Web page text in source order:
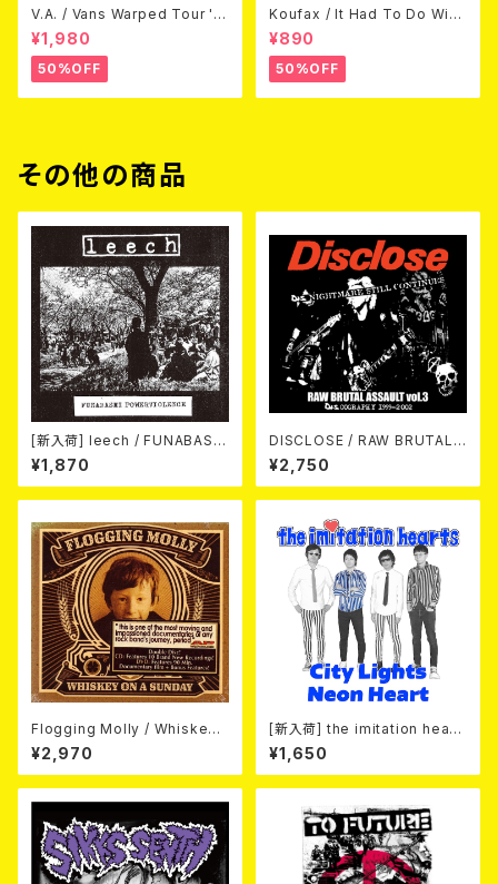
V.A. / Vans Warped Tour '0
3 (DVD)
¥1,980
50%OFF
Koufax / It Had To Do With
Love (CD)
¥890
50%OFF
その他の商品
[新入荷] leech / FUNABASHI
POWERVIOLENCE (CD)
¥1,870
DISCLOSE / RAW BRUTAL
ASSAULT Vol.3 : DISCOGR
APHY 1999-2002 (2xCD)
¥2,750
Flogging Molly / Whiskey
On A Sunday (DVD＋CD)
¥2,970
[新入荷] the imitation heart
s / City Lights Neon Heart
(7"EP)
¥1,650